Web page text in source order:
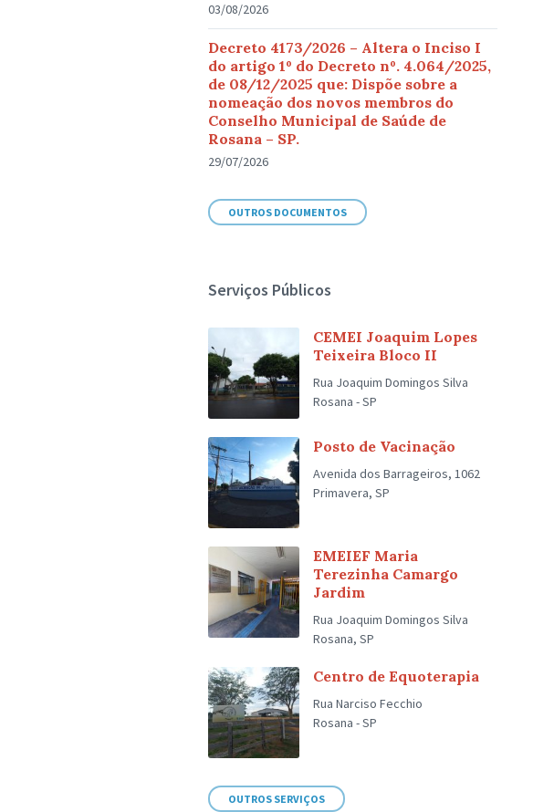
03/08/2026
Decreto 4173/2026 – Altera o Inciso I
do artigo 1º do Decreto nº. 4.064/2025,
de 08/12/2025 que: Dispõe sobre a
nomeação dos novos membros do
Conselho Municipal de Saúde de
Rosana – SP.
29/07/2026
OUTROS DOCUMENTOS
Serviços Públicos
CEMEI Joaquim Lopes
Teixeira Bloco II
Rua Joaquim Domingos Silva
Rosana - SP
Posto de Vacinação
Avenida dos Barrageiros, 1062
Primavera, SP
EMEIEF Maria
Terezinha Camargo
Jardim
Rua Joaquim Domingos Silva
Rosana, SP
Centro de Equoterapia
Rua Narciso Fecchio
Rosana - SP
OUTROS SERVIÇOS